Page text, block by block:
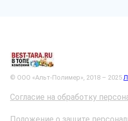
© ООО «Альт-Полимер», 2018 – 2025
Согласие на обработку